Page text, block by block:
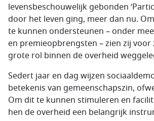
levensbeschouwelijk gebonden
door het leven ging, meer dan nu.
te kunnen ondersteunen – onder
en premieopbrengsten – zien zij voor
grote rol binnen de overheid
Sedert jaar en dag wijzen
betekenis van gemeenschapszin,
Om dit te kunnen stimuleren en
hen de overheid een belangrijk